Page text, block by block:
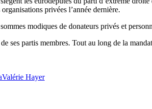
privées l’année dernière.
modiques de donateurs privés et
ses partis membres. Tout au long de la
Valérie Hayer